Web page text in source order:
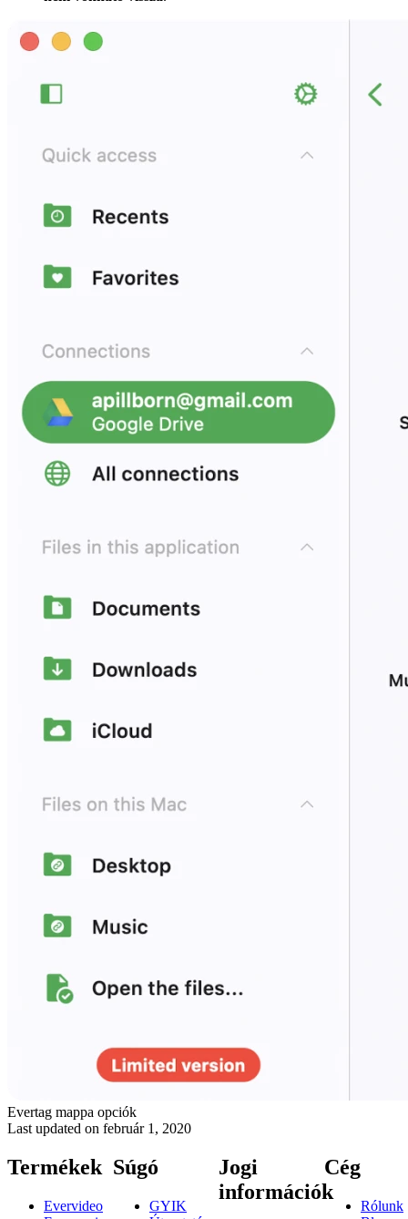
Evertag mappa opciók
Last updated on február 1, 2020
Termékek
Evervideo
Súgó
GYIK
Jogi
információk
Cég
Rólunk